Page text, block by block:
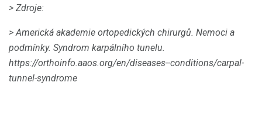
> Zdroje:
> Americká akademie ortopedických chirurgů. Nemoci a
podmínky. Syndrom karpálního tunelu.
https://orthoinfo.aaos.org/en/diseases--conditions/carpal-
tunnel-syndrome